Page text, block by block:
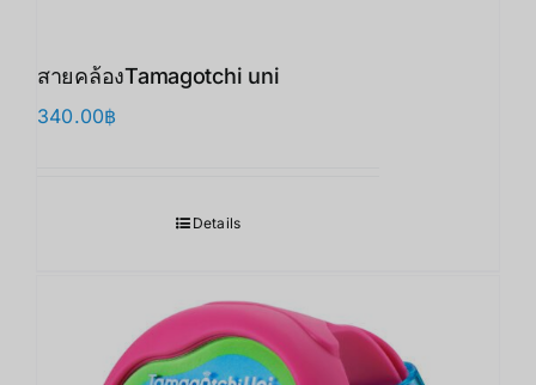
สายคล้องTamagotchi uni
340.00฿
Details